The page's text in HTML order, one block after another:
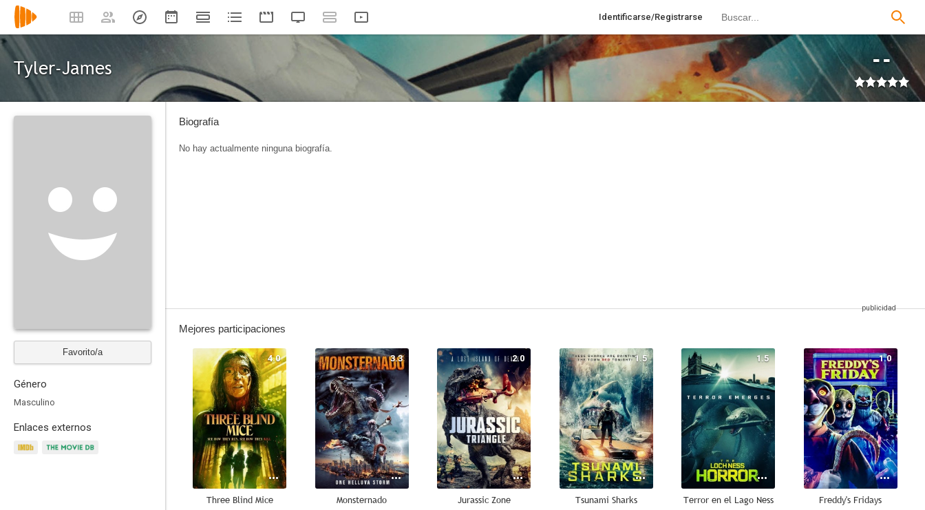
Identificarse/Registrarse
Tyler-James --
Favorito/a
Género
Masculino
Enlaces externos
Biografía
No hay actualmente ninguna biografía.
Mejores participaciones
4.0
Three Blind Mice
3.3
Monsternado
2.0
Jurassic Zone
1.5
Tsunami Sharks
1.5
Terror en el Lago Ness
1.0
Freddy's Fridays